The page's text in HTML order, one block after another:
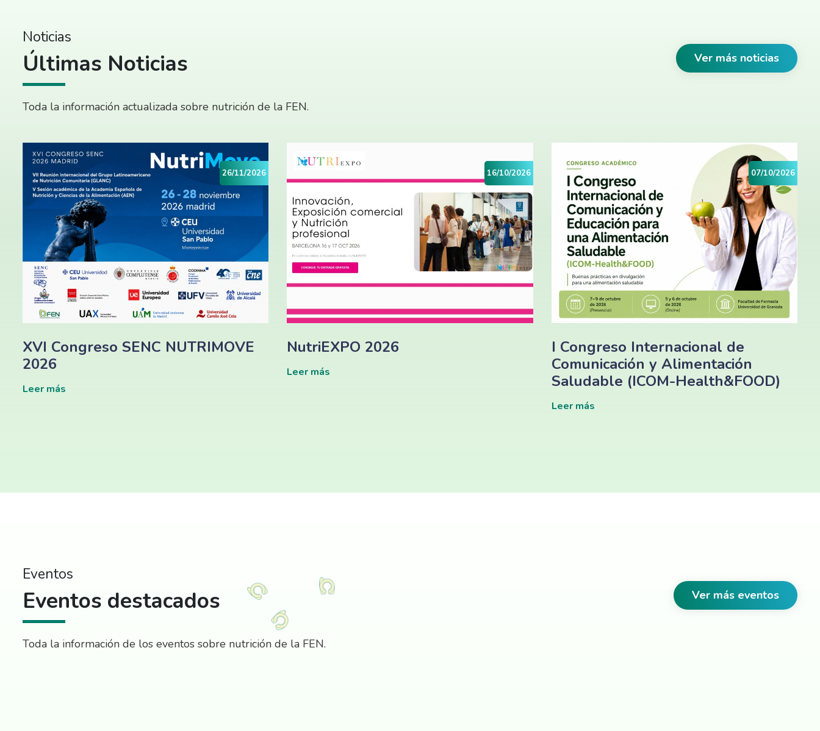
Noticias
Últimas Noticias
Toda la información actualizada sobre nutrición de la FEN.
Ver más noticias
26/11/2026
XVI Congreso SENC NUTRIMOVE
2026
Leer más
16/10/2026
NutriEXPO 2026
Leer más
07/10/2026
I Congreso Internacional de
Comunicación y Alimentación
Saludable (ICOM-Health&FOOD)
Leer más
Eventos
Eventos destacados
Toda la información de los eventos sobre nutrición de la FEN.
Ver más eventos